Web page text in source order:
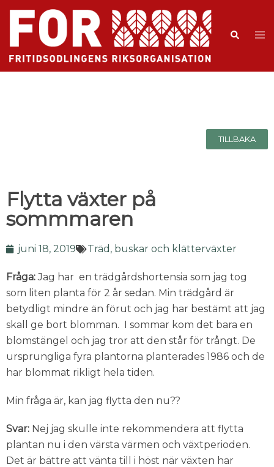
TILLBAKA
Flytta växter på
sommmaren
juni 18, 2019 Träd, buskar och klätterväxter
Fråga:Jag har en trädgårdshortensia som jag tog
som liten planta för 2 år sedan. Min trädgård är
betydligt mindre än förut och jag har bestämt att jag
skall ge bort blomman. I sommar kom det bara en
blomstängel och jag tror att den står för trångt. De
ursprungliga fyra plantorna planterades 1986 och de
har blommat rikligt hela tiden.
Min fråga är, kan jag flytta den nu??
Svar: Nej jag skulle inte rekommendera att flytta
plantan nu i den värsta värmen och växtperioden.
Det är bättre att vänta till i höst när växten har